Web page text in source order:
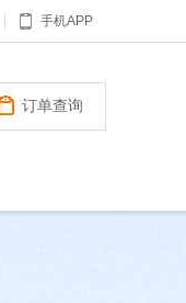
手机APP
订单查询